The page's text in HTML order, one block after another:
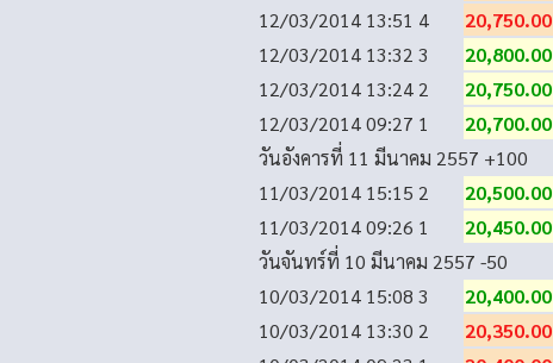
12/03/2014 13:51 4 20,750.00
12/03/2014 13:32 3 20,800.00
12/03/2014 13:24 2 20,750.00
12/03/2014 09:27 1 20,700.00
วันอังคารที่ 11 มีนาคม 2557 +100
11/03/2014 15:15 2 20,500.00
11/03/2014 09:26 1 20,450.00
วันจันทร์ที่ 10 มีนาคม 2557 -50
10/03/2014 15:08 3 20,400.00
10/03/2014 13:30 2 20,350.00